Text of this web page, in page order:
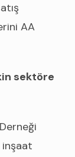
AA
sektöre
inşaat